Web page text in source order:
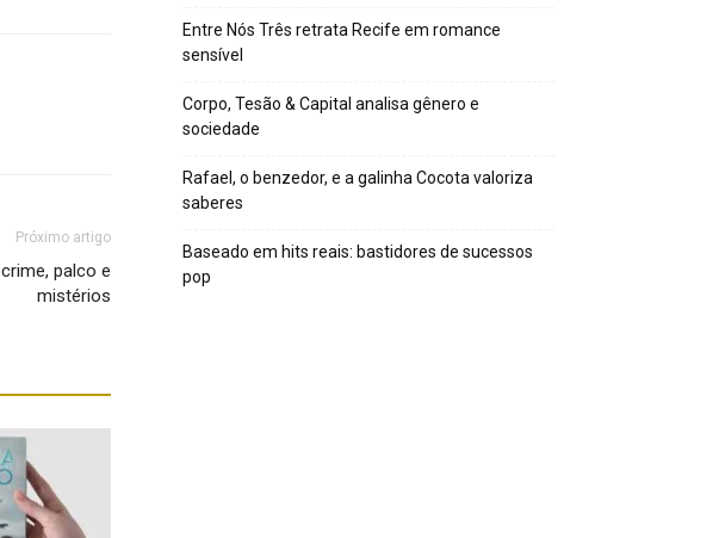
Próximo artigo
palco e
mistérios
Entre Nós Três retrata Recife em romance
sensível
Corpo, Tesão & Capital analisa gênero e
sociedade
Rafael, o benzedor, e a galinha Cocota valoriza
saberes
Baseado em hits reais: bastidores de sucessos
pop